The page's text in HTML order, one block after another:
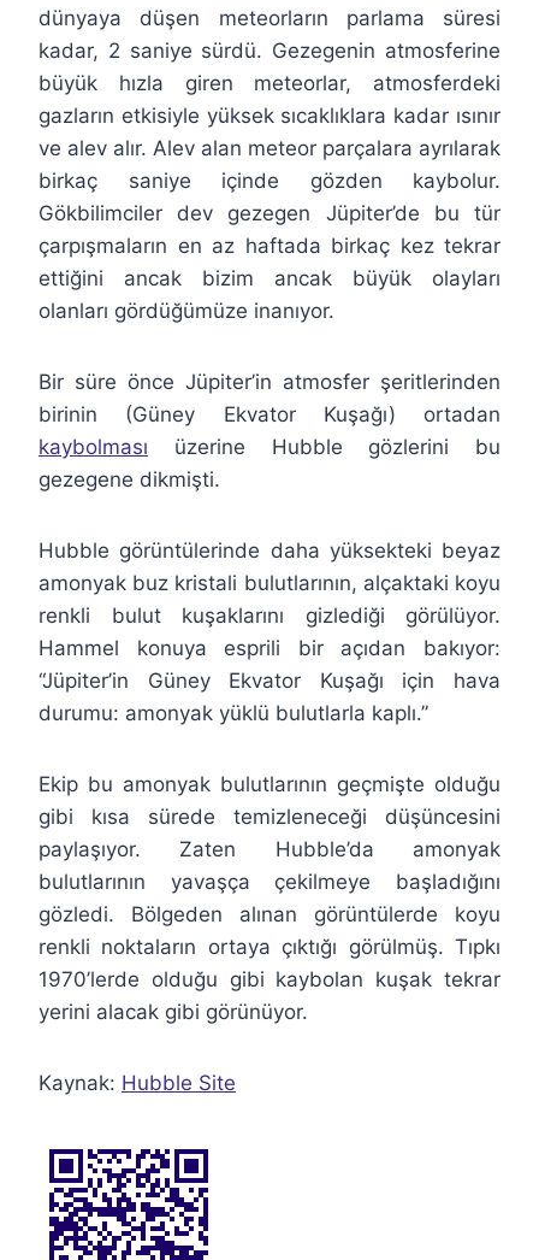
dünyaya düşen meteorların parlama süresi
kadar, 2 saniye sürdü. Gezegenin atmosferine
büyük hızla giren meteorlar, atmosferdeki
gazların etkisiyle yüksek sıcaklıklara kadar ısınır
ve alev alır. Alev alan meteor parçalara ayrılarak
birkaç saniye içinde gözden kaybolur.
Gökbilimciler dev gezegen Jüpiter’de bu tür
çarpışmaların en az haftada birkaç kez tekrar
ettiğini ancak bizim ancak büyük olayları
olanları gördüğümüze inanıyor.
Bir süre önce Jüpiter’in atmosfer şeritlerinden
birinin (Güney Ekvator Kuşağı) ortadan
kaybolması üzerine Hubble gözlerini bu
gezegene dikmişti.
Hubble görüntülerinde daha yüksekteki beyaz
amonyak buz kristali bulutlarının, alçaktaki koyu
renkli bulut kuşaklarını gizlediği görülüyor.
Hammel konuya esprili bir açıdan bakıyor:
“Jüpiter’in Güney Ekvator Kuşağı için hava
durumu: amonyak yüklü bulutlarla kaplı.”
Ekip bu amonyak bulutlarının geçmişte olduğu
gibi kısa sürede temizleneceği düşüncesini
paylaşıyor. Zaten Hubble’da amonyak
bulutlarının yavaşça çekilmeye başladığını
gözledi. Bölgeden alınan görüntülerde koyu
renkli noktaların ortaya çıktığı görülmüş. Tıpkı
1970’lerde olduğu gibi kaybolan kuşak tekrar
yerini alacak gibi görünüyor.
Kaynak: Hubble Site